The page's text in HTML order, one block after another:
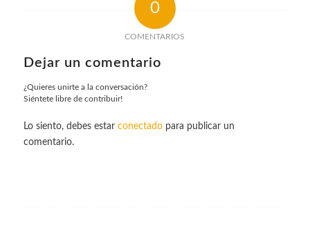
0
COMENTARIOS
Dejar un comentario
¿Quieres unirte a la conversación?
Siéntete libre de contribuir!
Lo siento, debes estar conectadopara publicar un
comentario.